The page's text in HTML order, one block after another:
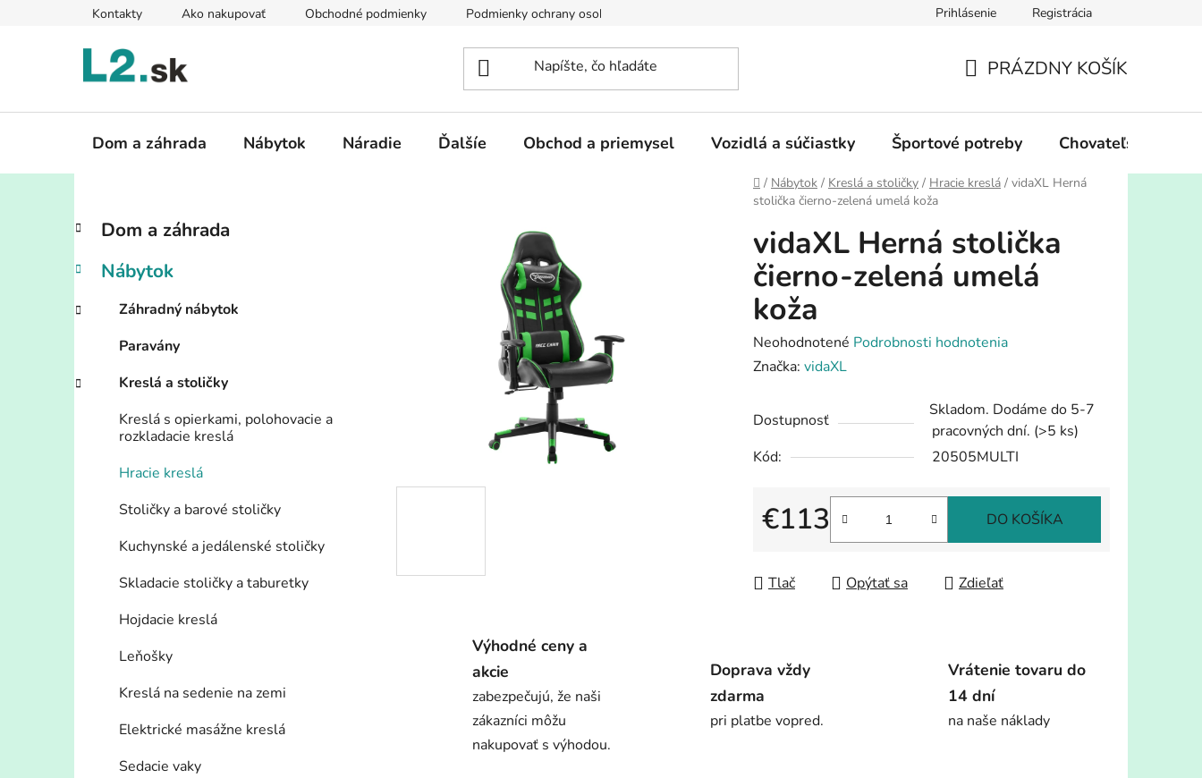
Kontakty Ako nakupovať Obchodné podmienky Podmienky ochrany osobných údajov Prihlásenie Registrácia
KOŠÍK
PRÁZDNY KOŠÍK
Dom a záhrada Nábytok Náradie Ďalšíe Obchod a priemysel Vozidlá a súčiastky Športové potreby Chovateľské
Domov
/ Nábytok / Kreslá a stoličky / Hracie kreslá / vidaXL Herná
stolička čierno-zelená umelá koža
B
č
ý
n
Preskočiť
kategórie
K
a
e
ó
e
Dom a záhrada
Nábytok
Záhradný nábytok
Paravány
Kreslá a stoličky
Kreslá s opierkami, polohovacie a
rozkladacie kreslá
Hracie kreslá
Stoličky a barové stoličky
Kuchynské a jedálenské stoličky
Skladacie stoličky a taburetky
Hojdacie kreslá
Leňošky
Kreslá na sedenie na zemi
Elektrické masážne kreslá
Sedacie vaky
vidaXL Herná stolička
čierno-zelená umelá
koža
Priemerné
hodnotenie
je
z
hviezdičiek.
Neohodnotené Podrobnosti hodnotenia
Značka: vidaXL
Dostupnosť
Skladom. Dodáme do 5-7
pracovných dní. (>5 ks)
Kód:
20505MULTI
€113
Jednotková cena:
DO KOŠÍKA
Tlač Opýtať sa Zdieľať
Výhodné ceny a
akcie
zabezpečujú, že naši
zákazníci môžu
nakupovať s výhodou.
Doprava vždy
zdarma
pri platbe vopred.
Vrátenie tovaru do
14 dní
na naše náklady